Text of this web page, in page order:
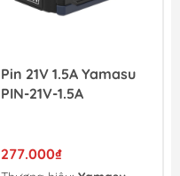
Pin 21V 1.5A Yamasu
PIN-21V-1.5A
277.000₫